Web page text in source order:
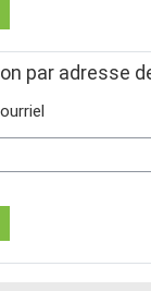
par adresse